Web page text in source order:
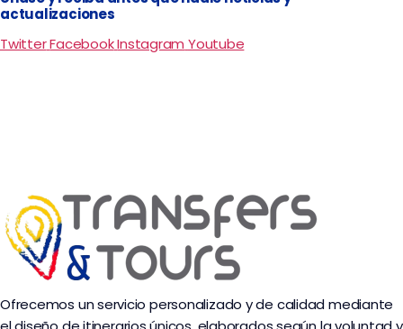
actualizaciones
TwitterFacebookInstagram Youtube
Ofrecemos un servicio personalizado y de calidad mediante